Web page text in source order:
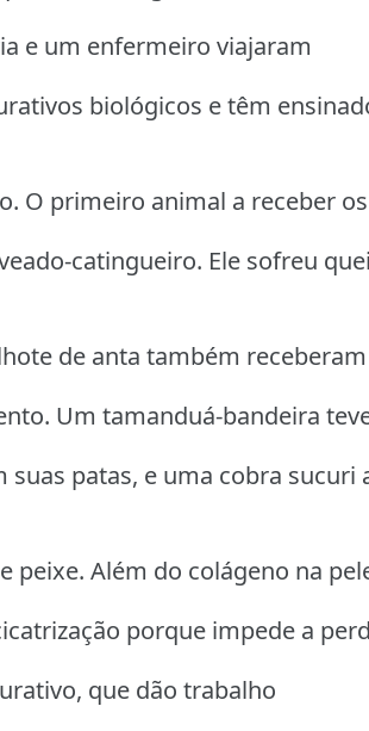
e um enfermeiro viajaram
biológicos e têm
O primeiro animal a receber os
catingueiro. Ele sofreu
de anta também
Um tamanduá-bandeira
suas patas, e uma cobra sucuri
peixe. Além do colágeno na
porque impede a
que dão trabalho